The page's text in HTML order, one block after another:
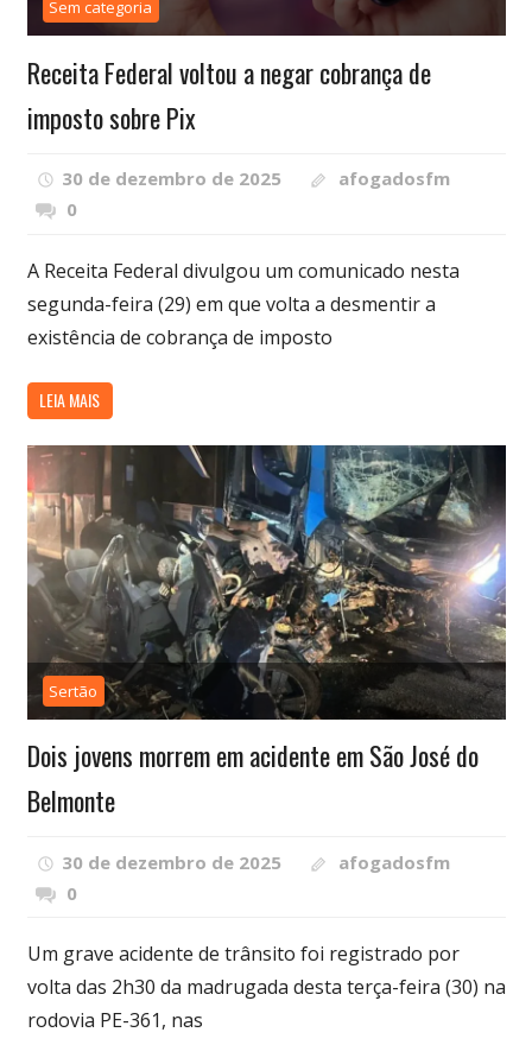
Sem categoria
Receita Federal voltou a negar cobrança de
imposto sobre Pix
30 de dezembro de 2025
afogadosfm
0
A Receita Federal divulgou um comunicado nesta
segunda-feira (29) em que volta a desmentir a
existência de cobrança de imposto
LEIA MAIS
Sertão
Dois jovens morrem em acidente em São José do
Belmonte
30 de dezembro de 2025
afogadosfm
0
Um grave acidente de trânsito foi registrado por
volta das 2h30 da madrugada desta terça-feira (30) na
rodovia PE-361, nas